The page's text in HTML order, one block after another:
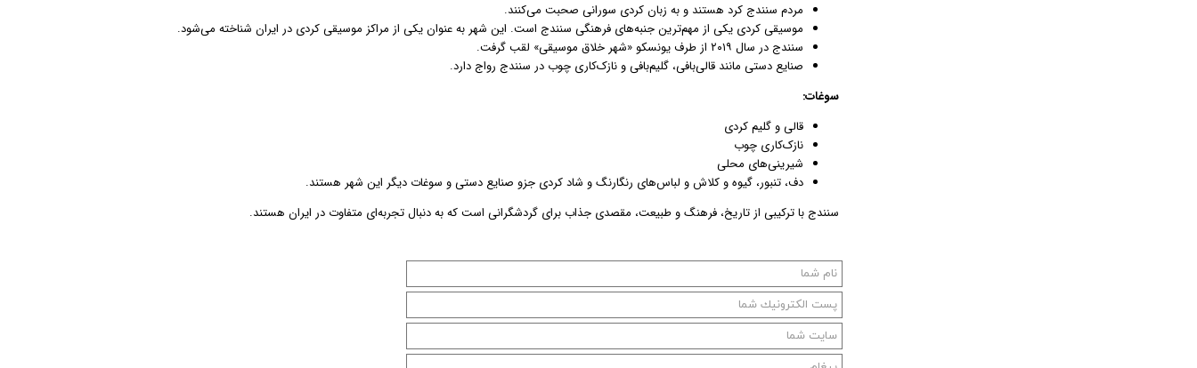
مردم سنندج کرد هستند و به زبان کردی سورانی صحبت می‌کنند.
موسیقی کردی یکی از مهم‌ترین جنبه‌های فرهنگی سنندج است. این شهر به عنوان یکی از مراکز موسیقی کردی در ایران شناخته می‌شود.
سنندج در سال ۲۰۱۹ از طرف یونسکو «شهر خلاق موسیقی» لقب گرفت.
صنایع دستی مانند قالی‌بافی، گلیم‌بافی و نازک‌کاری چوب در سنندج رواج دارد.
سوغات:
قالی و گلیم کردی
نازک‌کاری چوب
شیرینی‌های محلی
دف، تنبور، گیوه و کلاش و لباس‌های رنگارنگ و شاد کردی جزو صنایع دستی و سوغات دیگر این شهر هستند.
سنندج با ترکیبی از تاریخ، فرهنگ و طبیعت، مقصدی جذاب برای گردشگرانی است که به دنبال تجربه‌ای متفاوت در ایران هستند.